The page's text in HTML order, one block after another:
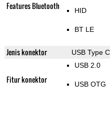
Features Bluetooth HID
BT LE
Jenis konektor USB Type C
Fitur konektor
USB 2.0
USB OTG